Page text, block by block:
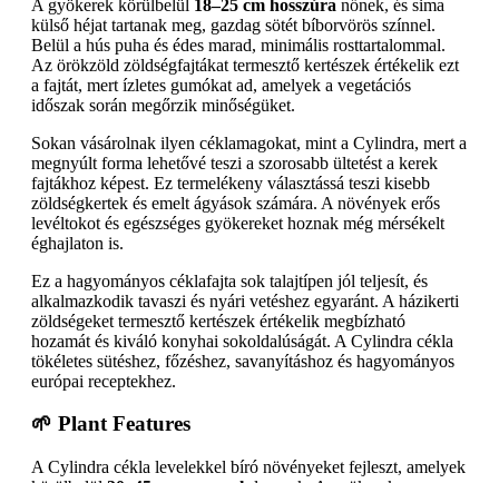
A gyökerek körülbelül 18–25 cm hosszúra nőnek, és sima
külső héjat tartanak meg, gazdag sötét bíborvörös színnel.
Belül a hús puha és édes marad, minimális rosttartalommal.
Az örökzöld zöldségfajtákat termesztő kertészek értékelik ezt
a fajtát, mert ízletes gumókat ad, amelyek a vegetációs
időszak során megőrzik minőségüket.
Sokan vásárolnak ilyen céklamagokat, mint a Cylindra, mert a
megnyúlt forma lehetővé teszi a szorosabb ültetést a kerek
fajtákhoz képest. Ez termelékeny választássá teszi kisebb
zöldségkertek és emelt ágyások számára. A növények erős
levéltokot és egészséges gyökereket hoznak még mérsékelt
éghajlaton is.
Ez a hagyományos céklafajta sok talajtípen jól teljesít, és
alkalmazkodik tavaszi és nyári vetéshez egyaránt. A házikerti
zöldségeket termesztő kertészek értékelik megbízható
hozamát és kiváló konyhai sokoldalúságát. A Cylindra cékla
tökéletes sütéshez, főzéshez, savanyításhoz és hagyományos
európai receptekhez.
🌱 Plant Features
A Cylindra cékla levelekkel bíró növényeket fejleszt, amelyek